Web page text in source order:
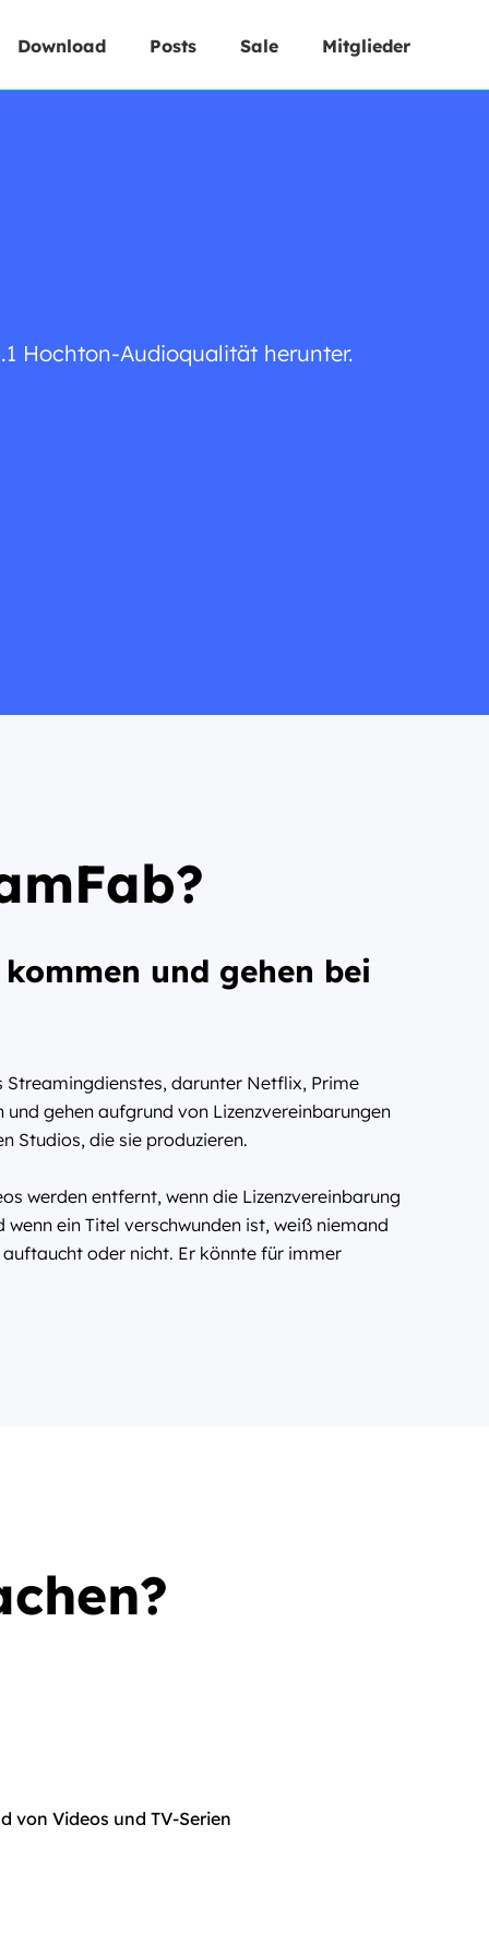
Download Posts Sale Mitglieder
Hochton-Audioqualität herunter.
und gehen bei
darunter Netflix, Prime
gehen aufgrund von Lizenzvereinbarungen
Studios, die sie produzieren.
werden entfernt, wenn die Lizenzvereinbarung
ein Titel verschwunden ist, weiß niemand
oder nicht. Er könnte für immer